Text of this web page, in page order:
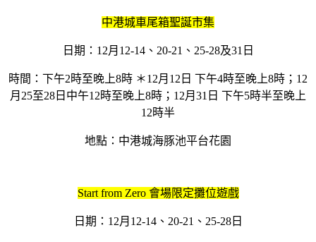
中港城車尾箱聖誕市集
日期：12月12-14、20-21、25-28及31日
時間：下午2時至晚上8時 ＊12月12日 下午4時至晚上8時；12
月25至28日中午12時至晚上8時；12月31日 下午5時半至晚上
12時半
地點：中港城海豚池平台花園
Start from Zero 會場限定攤位遊戲
日期：12月12-14、20-21、25-28日